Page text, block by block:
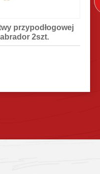
przypodłogowej
2szt.